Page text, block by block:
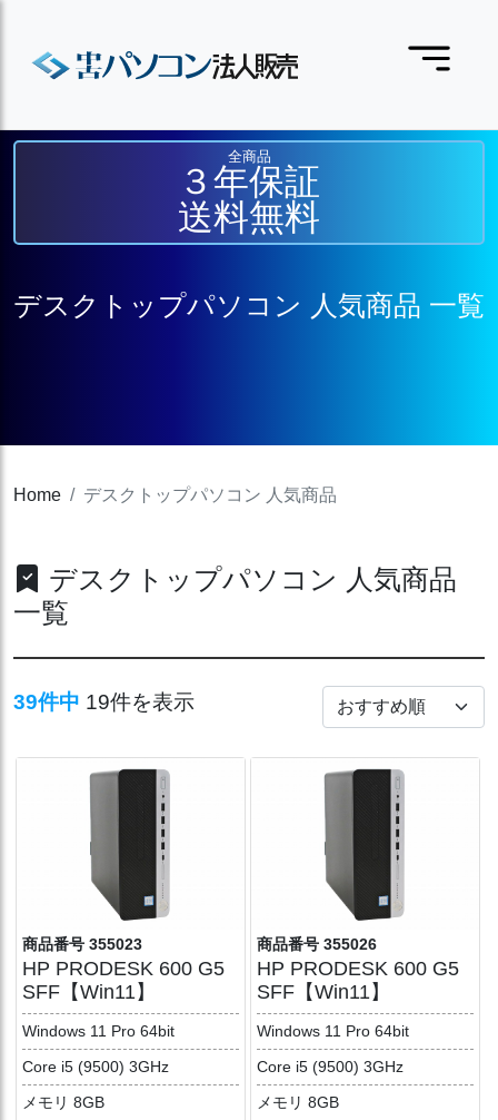
デスクトップパソコン 人気商品 一覧
全商品
３年保証
送料無料
Home デスクトップパソコン 人気商品
デスクトップパソコン 人気商品
一覧
39件中 19件を表示
商品番号 355023
HP PRODESK 600 G5
SFF【Win11】
Windows 11 Pro 64bit
Core i5 (9500) 3GHz
メモリ 8GB
商品番号 355026
HP PRODESK 600 G5
SFF【Win11】
Windows 11 Pro 64bit
Core i5 (9500) 3GHz
メモリ 8GB